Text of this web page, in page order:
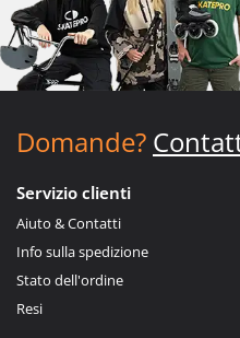
Domande?
Servizio clienti
Aiuto & Contatti
Info sulla spedizione
Stato dell'ordine
Resi